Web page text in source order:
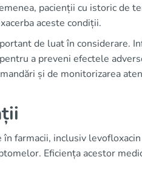
pacienții cu istoric de
aceste condiții.
de luat în considerare.
a preveni efectele
și de monitorizarea
farmacii, inclusiv
Eficiența acestor